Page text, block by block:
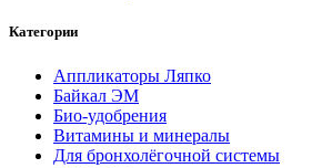
Категории
Аппликаторы Ляпко
Байкал ЭМ
Био-удобрения
Витамины и минералы
Для бронхолёгочной системы